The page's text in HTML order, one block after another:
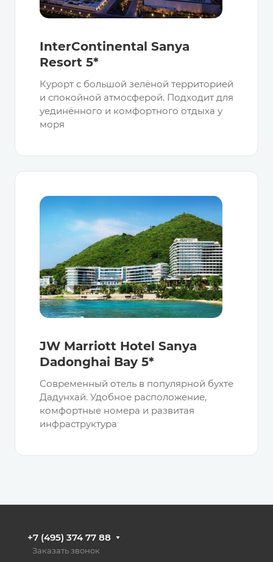
InterContinental Sanya
Resort 5*
Курорт с большой зелёной территорией
и спокойной атмосферой. Подходит для
уединённого и комфортного отдыха у
моря
JW Marriott Hotel Sanya
Dadonghai Bay 5*
Современный отель в популярной бухте
Дадунхай. Удобное расположение,
комфортные номера и развитая
инфраструктура
+7 (495) 374 77 88
Заказать звонок